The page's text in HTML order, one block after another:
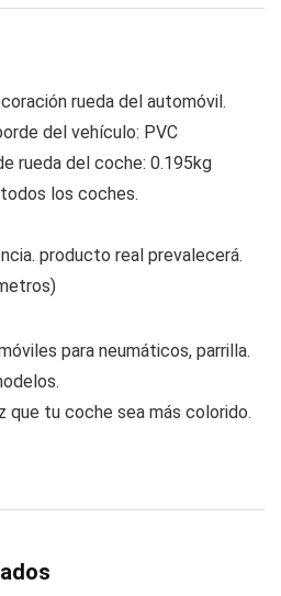
rueda del automóvil.
del vehículo: PVC
rueda del coche: 0.195kg
los coches.
producto real prevalecerá.
para neumáticos, parrilla.
que tu coche sea más colorido.